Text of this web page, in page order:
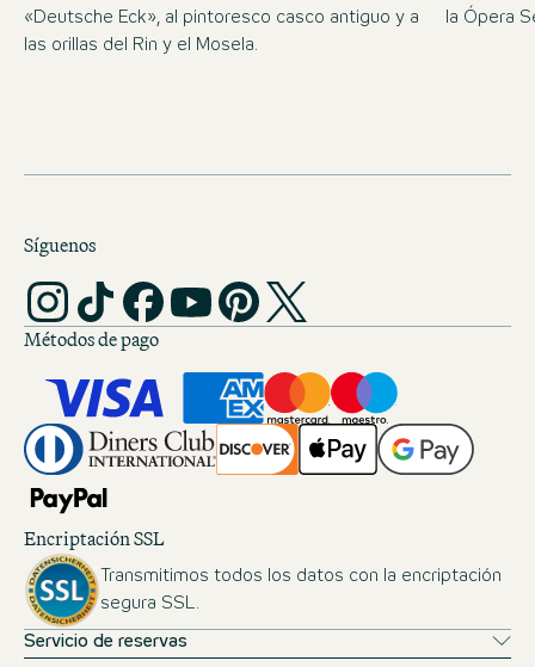
«Deutsche Eck», al pintoresco casco antiguo y a
las orillas del Rin y el Mosela.
la Ópera
Síguenos
Métodos de pago
Encriptación SSL
Transmitimos todos los datos con la encriptación
segura SSL.
Servicio de reservas